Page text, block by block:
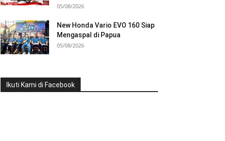
05/08/2026
New Honda Vario EVO 160 Siap
Mengaspal di Papua
05/08/2026
Ikuti Kami di Facebook